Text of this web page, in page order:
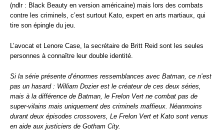
(ndlr : Black Beauty en version américaine) mais lors des combats
contre les criminels, c’est surtout Kato, expert en arts martiaux, qui
tire son épingle du jeu.
L’avocat et Lenore Case, la secrétaire de Britt Reid sont les seules
personnes à connaître leur double identité.
Si la série présente d’énormes ressemblances avec Batman, ce n’est
pas un hasard : William Dozier est le créateur de ces deux séries,
mais à la différence de Batman, le Frelon Vert ne combat pas de
super-vilains mais uniquement des criminels maffieux. Néanmoins
durant deux épisodes crossovers, Le Frelon Vert et Kato sont venus
en aide aux justiciers de Gotham City.